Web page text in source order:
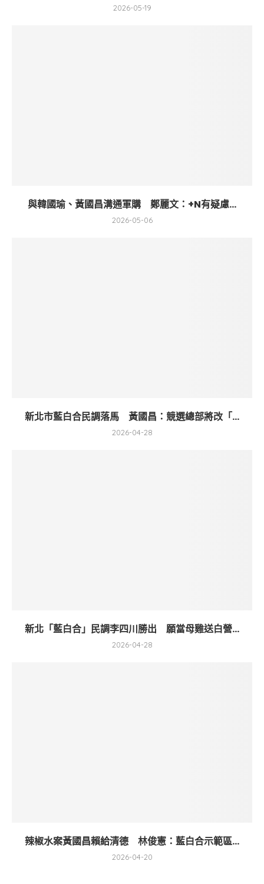
2026-05-19
與韓國瑜、黃國昌溝通軍購 鄭麗文：+N有疑慮...
2026-05-06
新北市藍白合民調落馬 黃國昌：競選總部將改「...
2026-04-28
新北「藍白合」民調李四川勝出 願當母雞送白營...
2026-04-28
辣椒水案黃國昌賴給清德 林俊憲：藍白合示範區...
2026-04-20